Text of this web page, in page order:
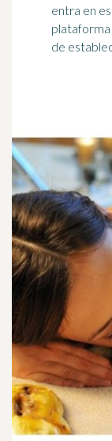
entra en
plataforma
de